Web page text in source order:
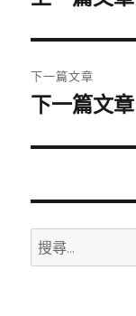
覽
篇
文
章:
下一篇文章
下
篇
章:
下一篇文章
搜
尋